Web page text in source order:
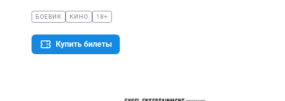
БОЕВИК КИНО 18+
Купить билеты